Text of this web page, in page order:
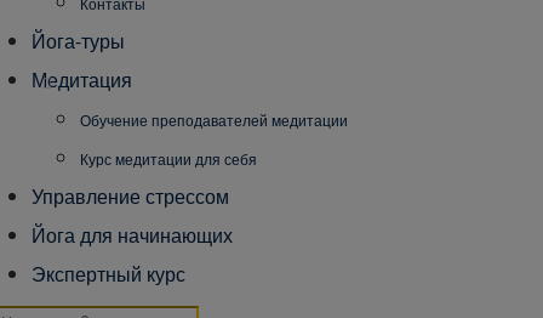
Йога-туры
Медитация
Обучение преподавателей медитации
Курс медитации для себя
Управление стрессом
Йога для начинающих
Экспертный курс